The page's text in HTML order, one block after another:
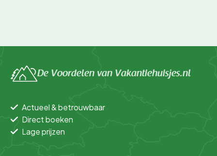
De Voordelen van Vakantiehuisjes.nl
Actueel & betrouwbaar
Direct boeken
Lage prijzen